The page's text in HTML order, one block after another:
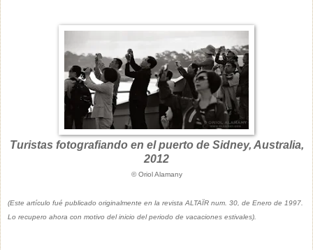
Turistas fotografiando en el puerto de Sidney, Australia,
2012
© Oriol Alamany
(Este artículo fué publicado originalmente en la revista ALTAÏR num. 30, de Enero de 1997.
Lo recupero ahora con motivo del inicio del periodo de vacaciones estivales).